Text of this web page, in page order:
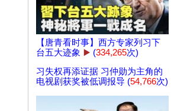
【唐青看时事】西方专家列习下
台五大迹象 ▶️ (334,265次)
习失权再添证据 习仲勋为主角的
电视剧获奖被低调报导 (54,766次)